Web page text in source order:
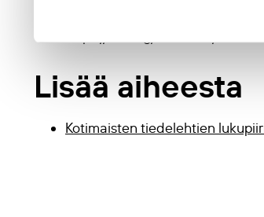
Jaakkola, M. (2024). Lukupiiri
Lisää aiheesta
Kotimaisten tiedelehtien